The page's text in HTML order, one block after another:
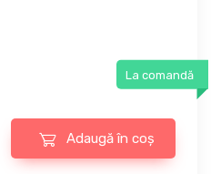
La comandă
Adaugă în coș